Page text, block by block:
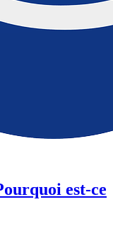
est-ce